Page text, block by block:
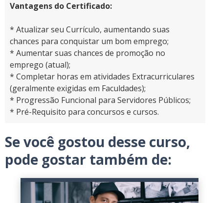
Vantagens do Certificado:
* Atualizar seu Currículo, aumentando suas
chances para conquistar um bom emprego;
* Aumentar suas chances de promoção no
emprego (atual);
* Completar horas em atividades Extracurriculares
(geralmente exigidas em Faculdades);
* Progressão Funcional para Servidores Públicos;
* Pré-Requisito para concursos e cursos.
Se você gostou desse curso,
pode gostar também de: